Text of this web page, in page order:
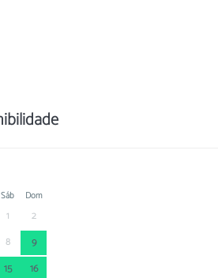
Sáb Dom
1
2
8
9
15
16